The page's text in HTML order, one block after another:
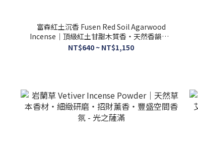
富森紅土沉香 Fusen Red Soil Agarwood
Incense｜頂級紅土甘甜木質香・天然香韻・7
吋臥香線香 -光之薩滿
NT$640 ~ NT$1,150